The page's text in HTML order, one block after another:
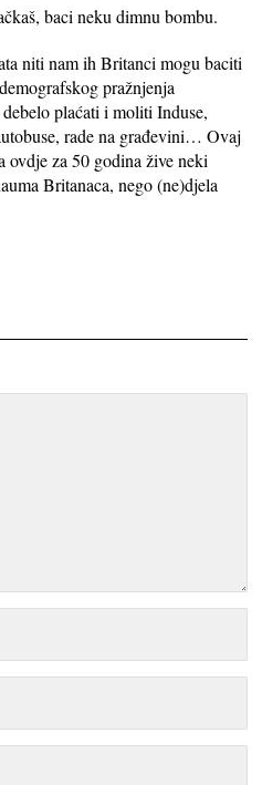
baci neku dimnu bombu.
niti nam ih Britanci mogu baciti
pražnjenja
plaćati i moliti Induse,
rade na građevini… Ovaj
ovdje za 50 godina žive neki
Britanaca, nego (ne)djela